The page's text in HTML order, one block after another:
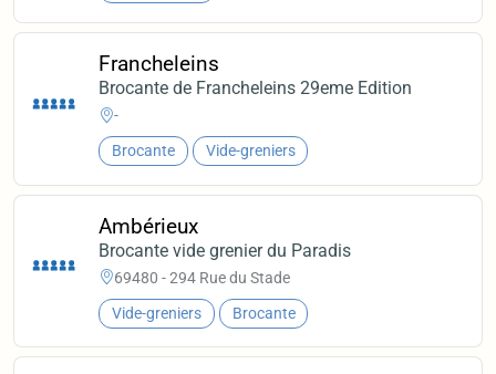
Francheleins
Brocante de Francheleins 29eme Edition
-
Brocante Vide-greniers
Ambérieux
Brocante vide grenier du Paradis
69480 - 294 Rue du Stade
Vide-greniers Brocante